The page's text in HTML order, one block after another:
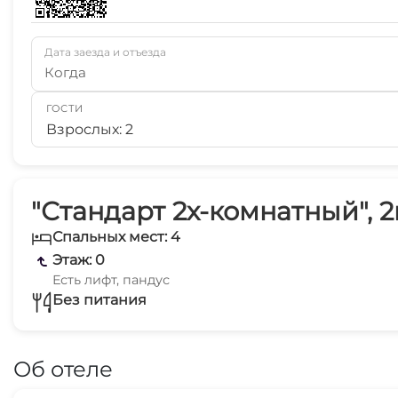
"Стандарт 2х-комнатный",
Спальных мест: 4
Этаж: 0
Есть лифт, пандус
Без питания
Об отеле
Дата заезда и отъезда
Когда
ГОСТИ
Взрослых: 2